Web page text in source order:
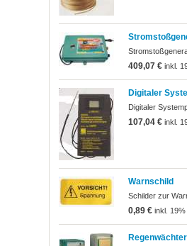
409,07 €inkl.
Digitaler
Digitaler
107,04 €inkl.
Warnschild
Schilder zur
0,89 €inkl. 19%
Regenwächter